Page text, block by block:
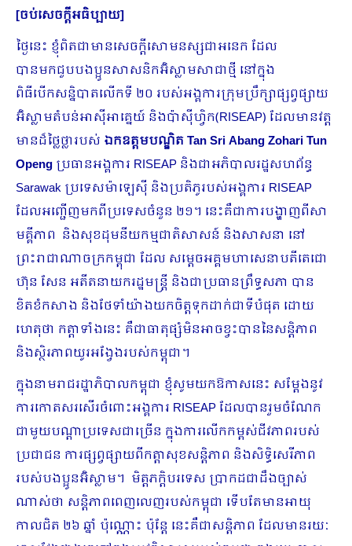
[ចប់សេចក្ដីអធិប្បាយ]
ថ្ងៃនេះ ខ្ញុំពិតជាមានសេចក្តីសោមនស្សជាអនេក ដែល
បានមកជួបបងប្អូនសាសនិកអ៊ិស្លាមសាជាថ្មី នៅក្នុង
ពិធីបើកសន្និបាតលើកទី ២០ របស់អង្គការក្រុម​ប្រឹក្សាផ្សព្វផ្សាយ
អ៊ិស្លាមតំបន់អាស៊ីអាគ្នេយ៍ និងប៉ាស៊ីហ្វិក(RISEAP) ដែលមានវត្ត
មានដ៏ថ្លៃថ្លារបស់ ឯកឧត្តមបណ្ឌិតTan Sri Abang Zohari Tun
Opengប្រធានអង្គការ RISEAP​ និងជាអភិបាលរដ្ឋសហព័ន្ធ
Sarawak ប្រទេសម៉ាឡេស៊ី និងប្រតិភូរបស់អង្គការ RISEAP
ដែលអញ្ជើញមកពីប្រទេសចំនួន ២១។ នេះគឺជាការបង្ហាញពីសា
មគ្គីភាព និងសុខដុមនីយកម្មជាតិសាសន៍ និងសាសនា នៅ
ព្រះរាជាណាចក្រកម្ពុជា ដែល សម្តេចអគ្គមហាសេនាបតីតេជោ
ហ៊ុន សែន អតីតនាយករដ្ឋមន្ត្រី និងជាប្រធានព្រឹទ្ធសភា បាន
ខិតខំកសាង និងថែទាំ​យ៉ាងយកចិត្តទុកដាក់ជាទីបំផុត ដោយ​
ហេតុថា កត្តាទាំងនេះ គឺជាធាតុផ្សំ​មិនអាចខ្វះបាន​នៃ​សន្តិភាព
និងស្ថិរភាព​យូរអង្វែងរបស់កម្ពុជា​។
ក្នុងនាមរាជរដ្ឋាភិបាលកម្ពុជា ខ្ញុំសូមយកឱកាសនេះ សម្ដែងនូវ
ការកោតសរសើរចំពោះអង្គការ RISEAP ដែលបានរួមចំណែក
ជាមួយបណ្តាប្រទេសជាច្រើន ក្នុងការលើកកម្ពស់ជីវភាពរបស់
ប្រជាជន ការផ្សព្វផ្សាយពីកត្តាសុខសន្តិភាព​ និងសិទ្ធិសេរីភាព
របស់បងប្អូនអ៊ិស្លាម។ មិត្តភក្តិបរទេស ប្រាកដជាដឹងច្បាស់
ណាស់ថា សន្តិភាពពេញលេញរបស់កម្ពុជា​ ទើបតែ​មានអាយុ
កាល​ជិត ២៦ ឆ្នាំ ប៉ុណ្ណោះ ប៉ុន្តែ នេះគឺ​ជាសន្តិភាព​ ដែល​មាន​រយៈ